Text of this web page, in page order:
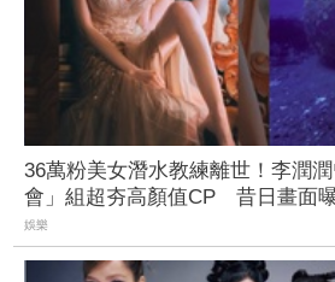
36萬粉美女潛水教練離世！李潤
會」組超夯高顏值CP 昔日畫面
娛樂